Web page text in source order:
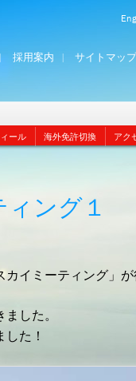
採用案内 サイトマップ
ール 海外免許切換 アク
ング１
イミーティング」が
した。
た！